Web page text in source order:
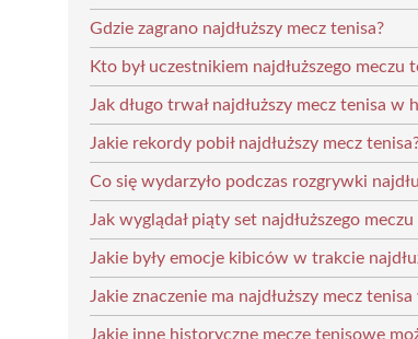
Gdzie zagrano najdłuższy mecz tenisa?
Kto był uczestnikiem najdłuższego meczu
Jak długo trwał najdłuższy mecz tenisa w
Jakie rekordy pobił najdłuższy mecz
Co się wydarzyło podczas rozgrywki
Jak wyglądał piąty set najdłuższego
Jakie były emocje kibiców w trakcie
Jakie znaczenie ma najdłuższy mecz
Jakie inne historyczne mecze tenisowe